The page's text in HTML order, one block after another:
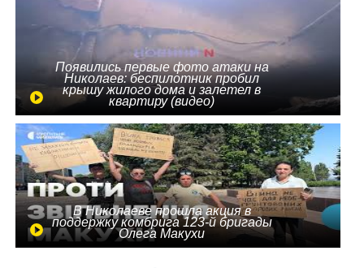
Появились первые фото атаки на
Николаев: беспилотник пробил
крышу жилого дома и залетел в
квартиру (видео)
В Николаеве прошла акция в
поддержку комбрига 123-й бригады
Олега Макухи